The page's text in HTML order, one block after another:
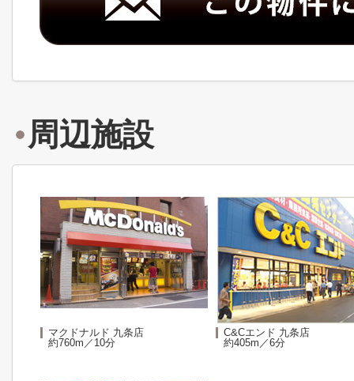
周辺施設
マクドナルド 九条店
約760m／10分
C&Cエンド 九条店
約405m／6分